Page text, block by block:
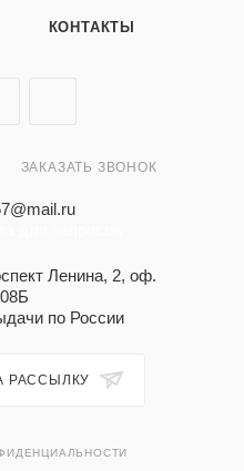
КОНТАКТЫ
ЗАКАЗАТЬ ЗВОНОК
Ленина, 2, оф.
по России
РАССЫЛКУ